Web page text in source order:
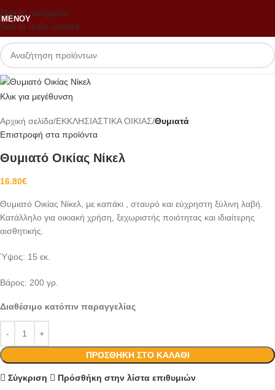
Skip to navigation
Skip to main content
ΜΕΝΟΎ
Κλικ για μεγέθυνση
Αρχική σελίδα ΕΚΚΛΗΣΙΑΣΤΙΚΑ ΟΙΚΙΑΣ Θυμιατά
Επιστροφή στα προϊόντα
Θυμιατό Οικίας Νίκελ
16.80€
Θυμιατό Οικίας Νίκελ, με καπάκι , σταυρό και εύχρηστη ξύλινη λαβή.
Κατάλληλο για οικιακή χρήση, ξεχωριστής ποιότητας και ιδιαίτερης
αισθητικής.
Ύψος: 15 εκ.
Βάρος: 200 γρ.
Διαθέσιμο κατόπιν παραγγελίας
ΠΡΟΣΘΉΚΗ ΣΤΟ ΚΑΛΆΘΙ
Σύγκριση Πρόσθήκη στην λίστα επιθυμιών